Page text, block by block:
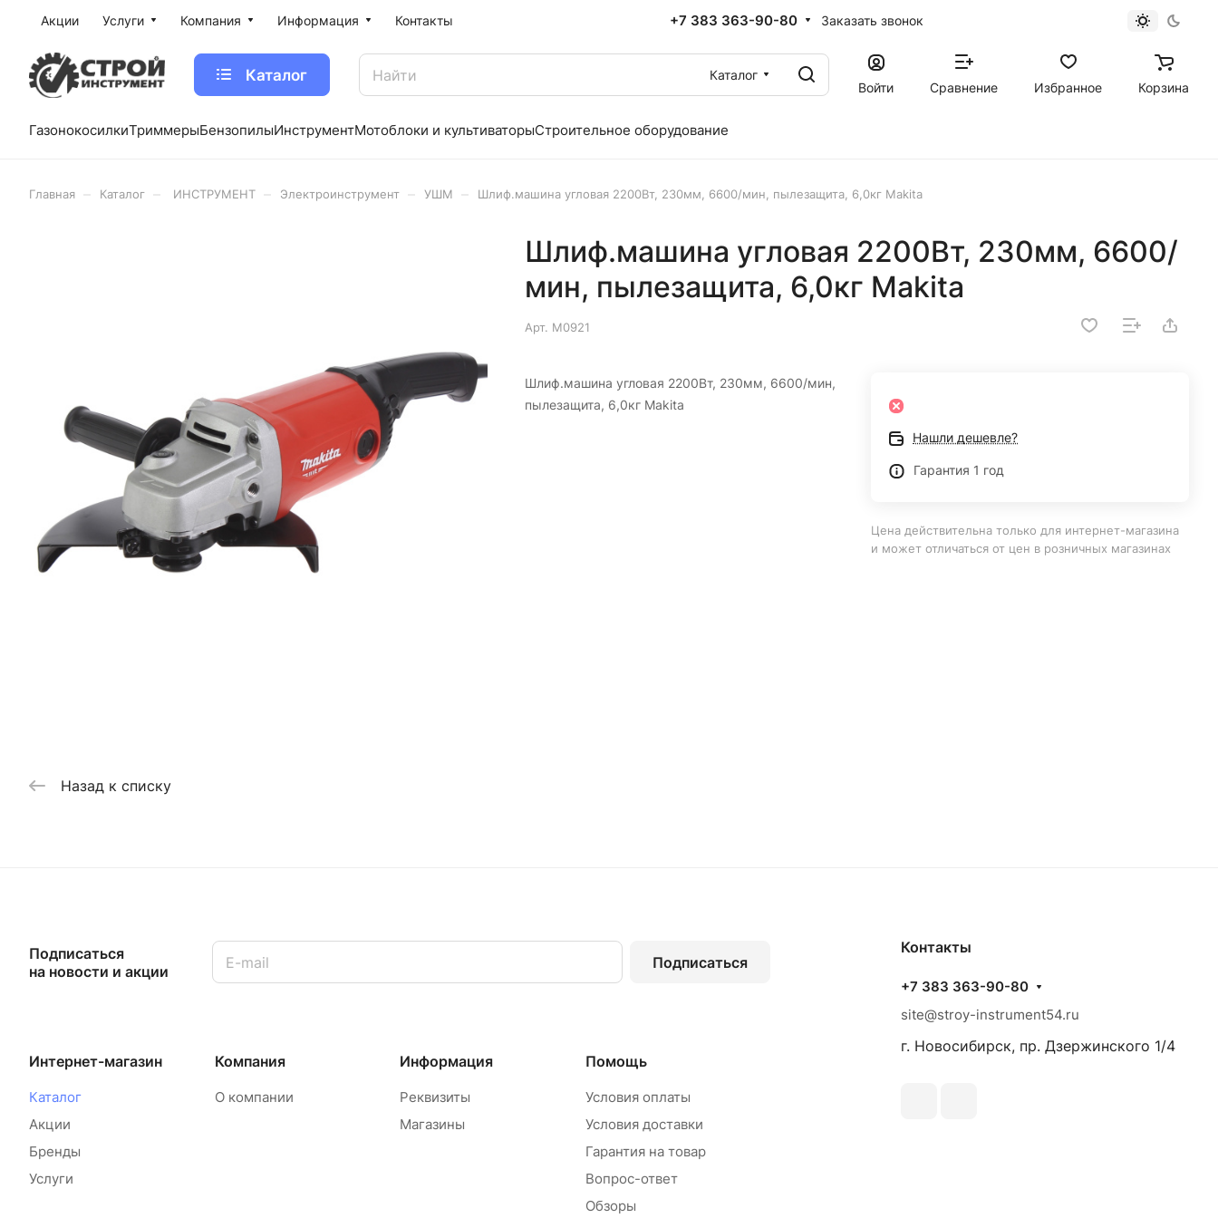
Акции Услуги Компания Информация Контакты +7 383 363-90-80 Заказать звонок
Каталог
Каталог
Войти
Сравнение Избранное Корзина
ГазонокосилкиТриммерыБензопилыИнструментМотоблоки и культиваторыСтроительное оборудование
Главная Каталог ИНСТРУМЕНТ Электроинструмент УШМ Шлиф.машина угловая 2200Вт, 230мм, 6600/мин, пылезащита, 6,0кг Makita
Шлиф.машина угловая 2200Вт, 230мм, 6600/
мин, пылезащита, 6,0кг Makita
Арт. M0921
Шлиф.машина угловая 2200Вт, 230мм, 6600/мин,
пылезащита, 6,0кг Makita
Нашли дешевле?
Гарантия 1 год
Цена действительна только для интернет-магазина
и может отличаться от цен в розничных магазинах
Назад к списку
Подписаться
на новости и акции
Подписаться
Интернет-магазин
Каталог
Акции
Бренды
Услуги
Компания
О компании
Информация
Реквизиты
Магазины
Помощь
Условия оплаты
Условия доставки
Гарантия на товар
Вопрос-ответ
Обзоры
Контакты
+7 383 363-90-80
site@stroy-instrument54.ru
г. Новосибирск, пр. Дзержинского 1/4